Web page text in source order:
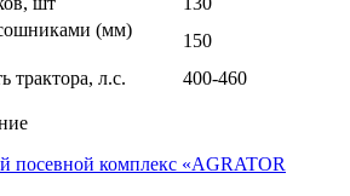
(мм)
150
трактора, л.с.
400-460
посевной комплекс «AGRATOR